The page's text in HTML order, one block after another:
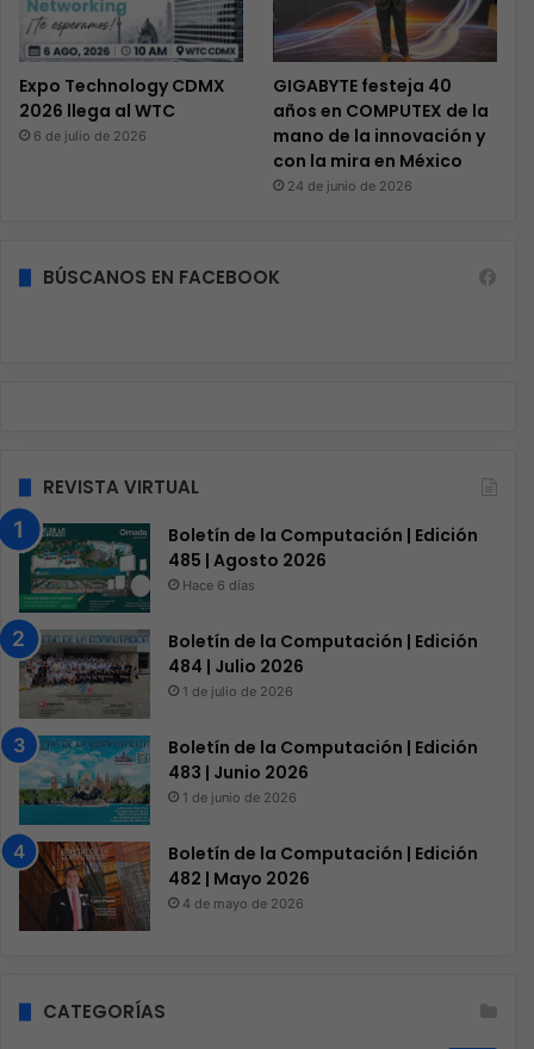
Expo Technology CDMX
2026 llega al WTC
6 de julio de 2026
GIGABYTE festeja 40
años en COMPUTEX de la
mano de la innovación y
con la mira en México
24 de junio de 2026
BÚSCANOS EN FACEBOOK
REVISTA VIRTUAL
Boletín de la Computación | Edición
485 | Agosto 2026
Hace 6 días
Boletín de la Computación | Edición
484 | Julio 2026
1 de julio de 2026
Boletín de la Computación | Edición
483 | Junio 2026
1 de junio de 2026
Boletín de la Computación | Edición
482 | Mayo 2026
4 de mayo de 2026
CATEGORÍAS